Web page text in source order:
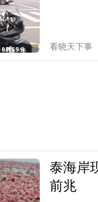
看晓天下事
泰海岸
前兆